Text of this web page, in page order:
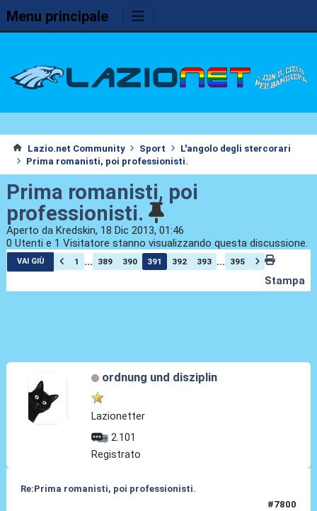
Menu principale
Lazio.net Community Sport
L'angolo degli stercorari
Prima romanisti, poi professionisti.
Prima romanisti, poi
professionisti.
Aperto da Kredskin, 18 Dic 2013, 01:46
0 Utenti e 1 Visitatore stanno visualizzando questa discussione.
VAI GIÙ 1 ... 389 390 391 392 393 ... 395
Stampa
ordnung und disziplin
Lazionetter
2.101
Registrato
Re:Prima romanisti, poi professionisti.
#7800